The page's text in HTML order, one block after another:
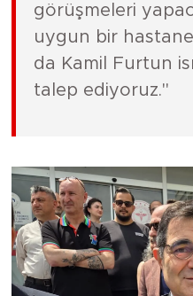
görüşmeleri
uygun bir
da Kamil Furtun
talep ediyoruz."